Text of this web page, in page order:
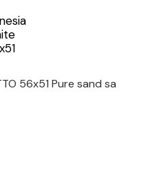
56x51 Pure sand sa